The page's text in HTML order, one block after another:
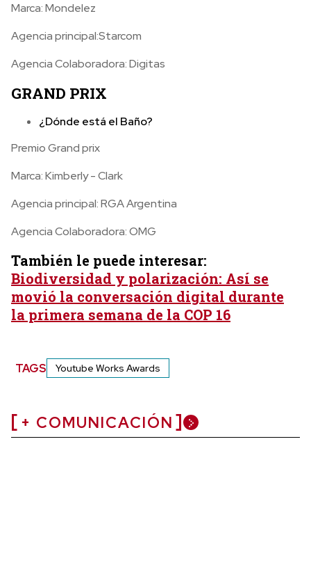
Marca: Mondelez
Agencia principal:Starcom
Agencia Colaboradora: Digitas
GRAND PRIX
¿Dónde está el Baño?
Premio Grand prix
Marca: Kimberly - Clark
Agencia principal: RGA Argentina
Agencia Colaboradora: OMG
También le puede interesar:
Biodiversidad y polarización: Así se
movió la conversación digital durante
la primera semana de la COP 16
TAGS Youtube Works Awards
+ COMUNICACIÓN